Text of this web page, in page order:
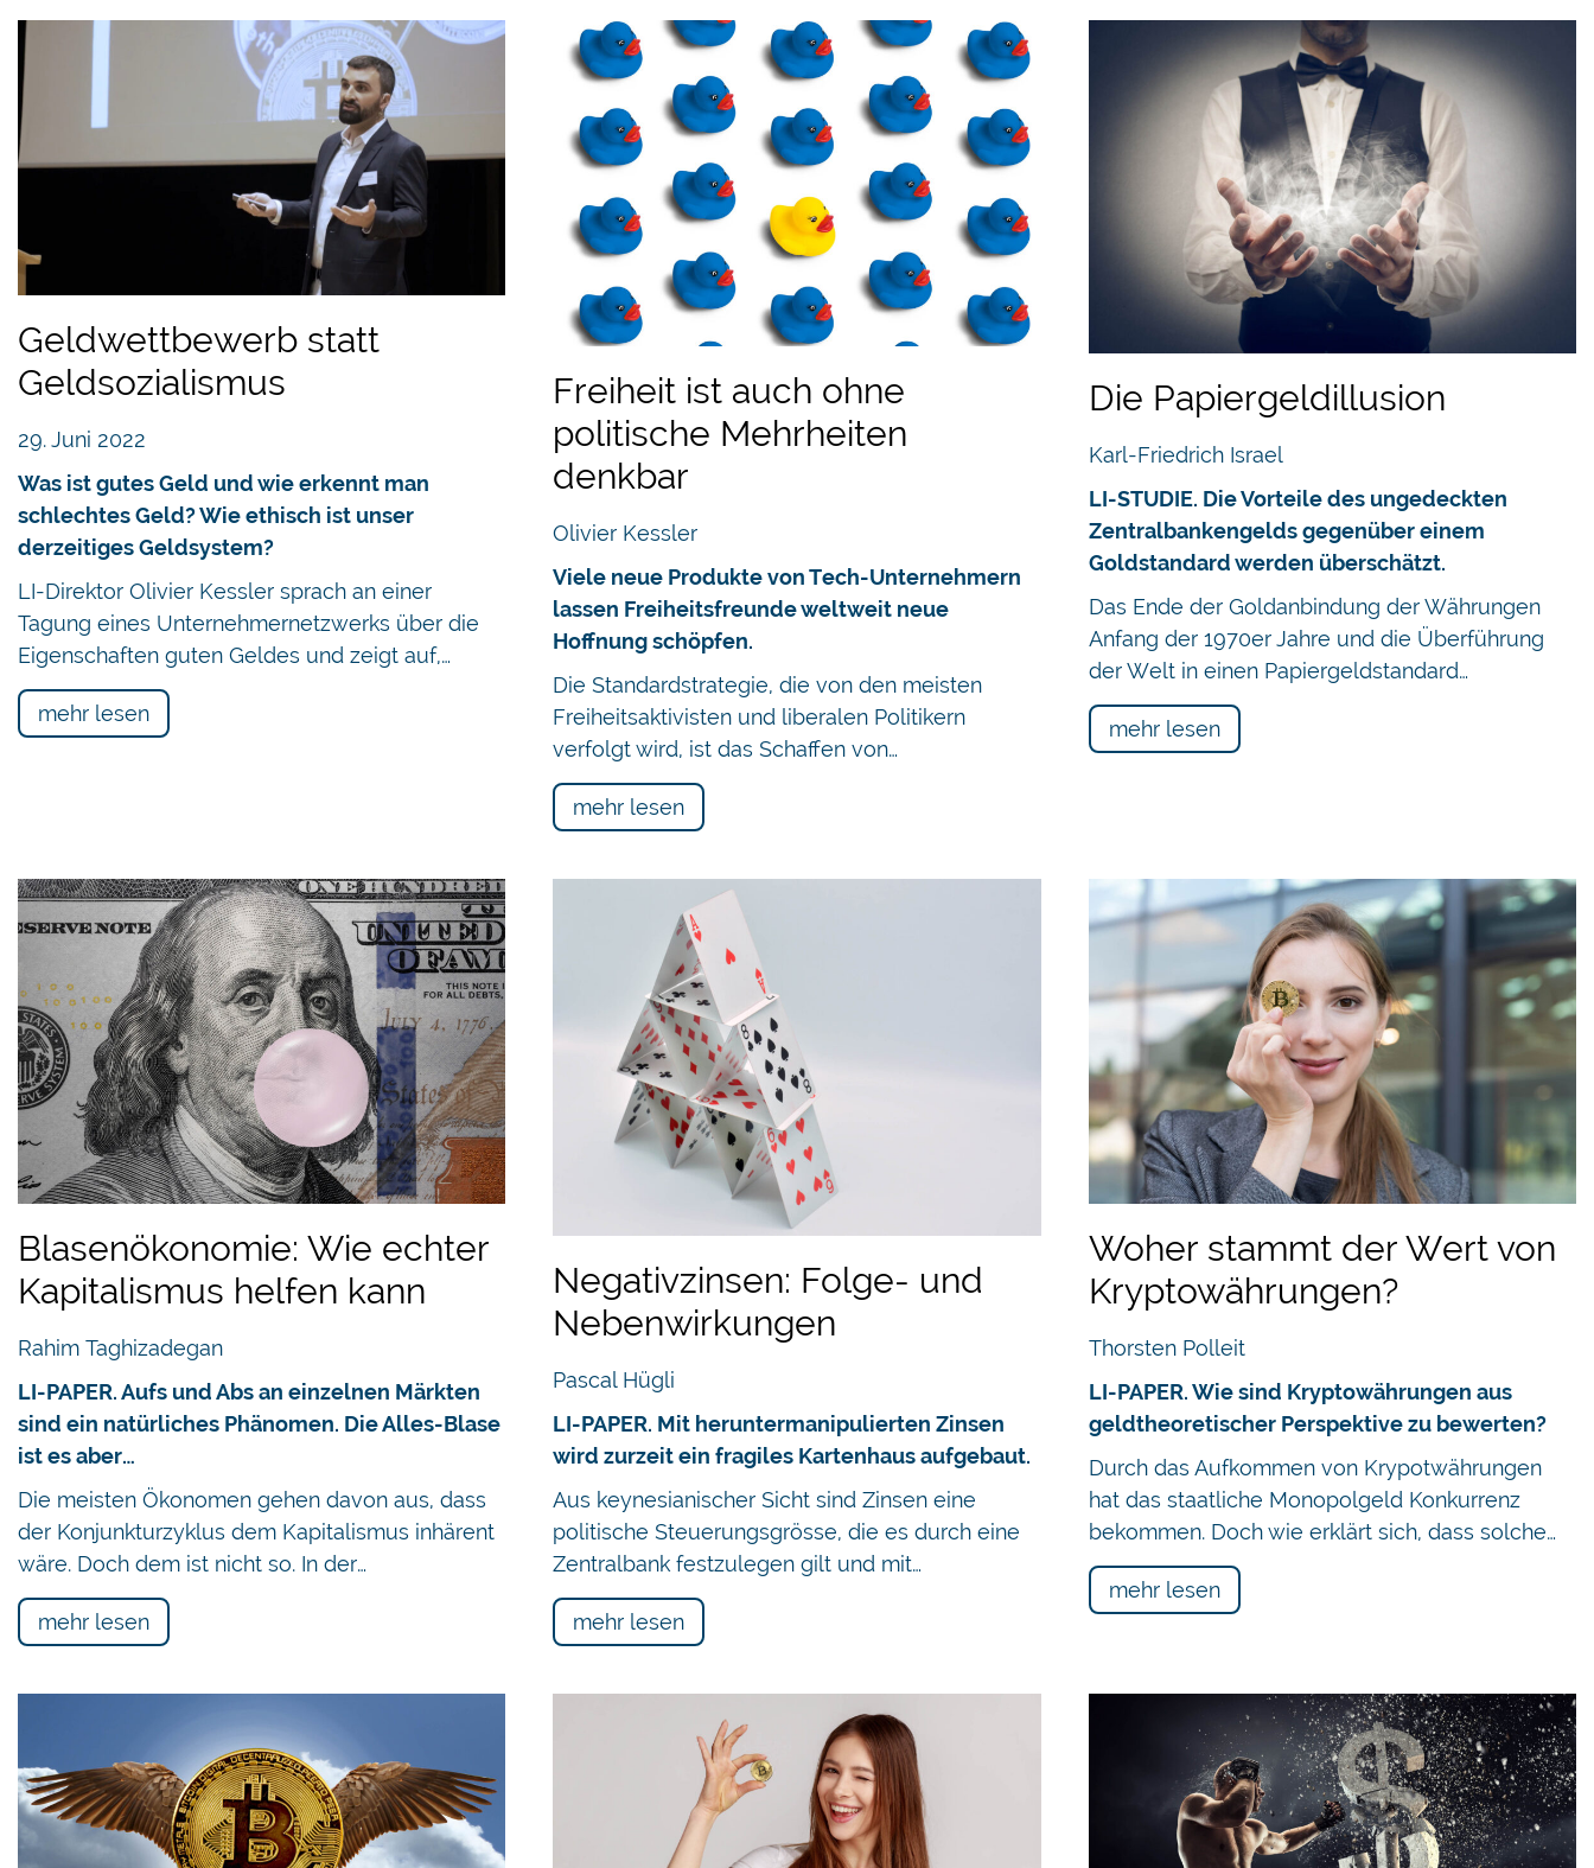
Geldwettbewerb statt
Geldsozialismus
29. Juni 2022
Was ist gutes Geld und wie erkennt man
schlechtes Geld? Wie ethisch ist unser
derzeitiges Geldsystem?
LI-Direktor Olivier Kessler sprach an einer
Tagung eines Unternehmernetzwerks über die
Eigenschaften guten Geldes und zeigt auf,…
mehr lesen
Freiheit ist auch ohne
politische Mehrheiten
denkbar
Olivier Kessler
Viele neue Produkte von Tech-Unternehmern
lassen Freiheitsfreunde weltweit neue
Hoffnung schöpfen.
Die Standardstrategie, die von den meisten
Freiheitsaktivisten und liberalen Politikern
verfolgt wird, ist das Schaffen von…
mehr lesen
Die Papiergeldillusion
Karl-Friedrich Israel
LI-STUDIE. Die Vorteile des ungedeckten
Zentralbankengelds gegenüber einem
Goldstandard werden überschätzt.
Das Ende der Goldanbindung der Währungen
Anfang der 1970er Jahre und die Überführung
der Welt in einen Papiergeldstandard…
mehr lesen
Blasenökonomie: Wie echter
Kapitalismus helfen kann
Rahim Taghizadegan
LI-PAPER. Aufs und Abs an einzelnen Märkten
sind ein natürliches Phänomen. Die Alles-Blase
ist es aber…
Die meisten Ökonomen gehen davon aus, dass
der Konjunkturzyklus dem Kapitalismus inhärent
wäre. Doch dem ist nicht so. In der…
mehr lesen
Negativzinsen: Folge- und
Nebenwirkungen
Pascal Hügli
LI-PAPER. Mit heruntermanipulierten Zinsen
wird zurzeit ein fragiles Kartenhaus aufgebaut.
Aus keynesianischer Sicht sind Zinsen eine
politische Steuerungsgrösse, die es durch eine
Zentralbank festzulegen gilt und mit…
mehr lesen
Woher stammt der Wert von
Kryptowährungen?
Thorsten Polleit
LI-PAPER. Wie sind Kryptowährungen aus
geldtheoretischer Perspektive zu bewerten?
Durch das Aufkommen von Krypotwährungen
hat das staatliche Monopolgeld Konkurrenz
bekommen. Doch wie erklärt sich, dass solche…
mehr lesen